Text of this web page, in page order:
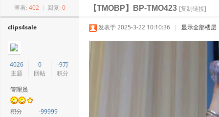
> ›
查看: 402 | 回复: 0 【TMOBP】BP-TMO423 [复制链接]
clips4sale
4026
主题
0
回帖
-9万
积分
管理员
积分
-99999
发表于 2025-3-22 10:10:36 | 显示全部楼层